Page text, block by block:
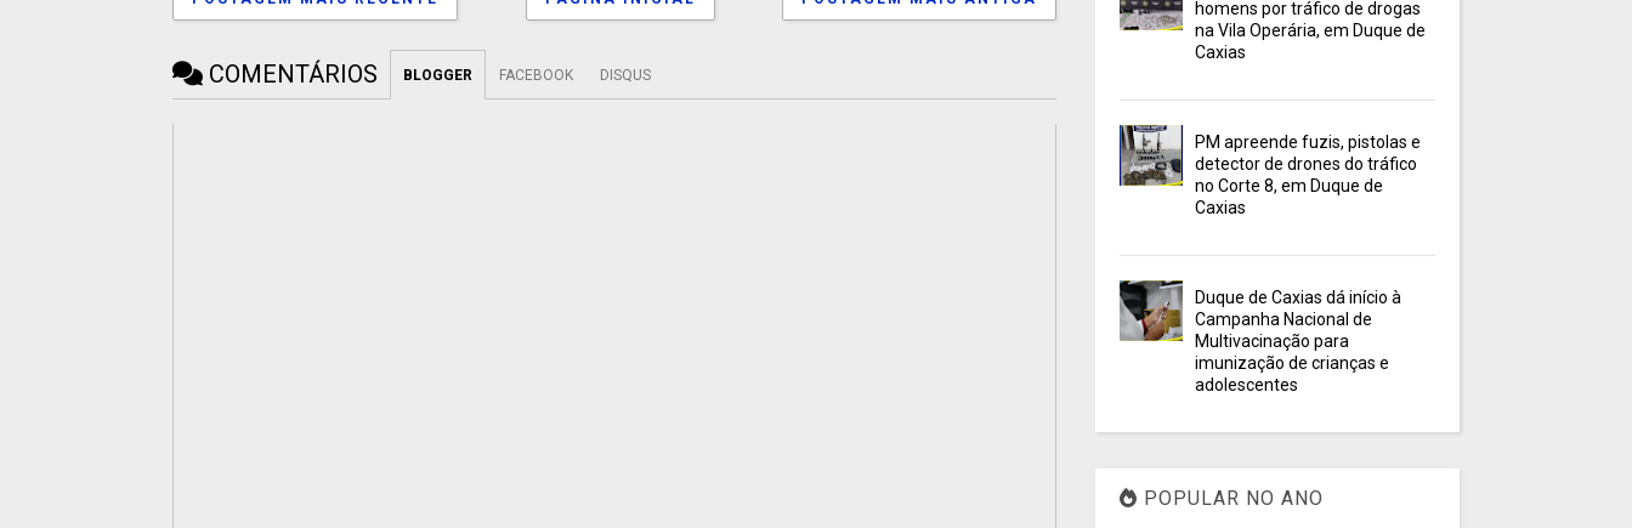
COMENTÁRIOS BLOGGER FACEBOOK DISQUS
homens por tráfico de drogas
na Vila Operária, em Duque de
Caxias
PM apreende fuzis, pistolas e
detector de drones do tráfico
no Corte 8, em Duque de
Caxias
Duque de Caxias dá início à
Campanha Nacional de
Multivacinação para
imunização de crianças e
adolescentes
POPULAR NO ANO